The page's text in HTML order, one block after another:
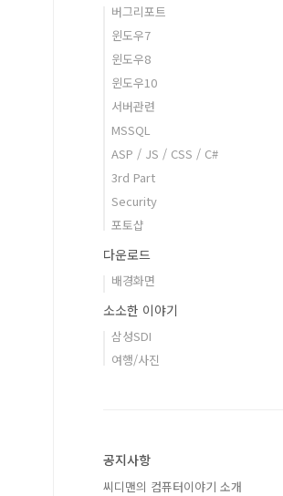
버그리포트
윈도우7
윈도우8
윈도우10
서버관련
MSSQL
ASP / JS / CSS / C#
3rd Part
Security
포토샵
다운로드
배경화면
소소한 이야기
삼성SDI
여행/사진
공지사항
씨디맨의 컴퓨터이야기 소개